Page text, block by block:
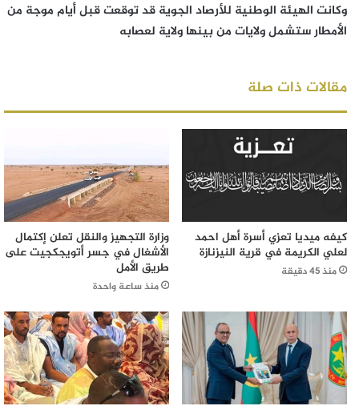
وكانت الهيئة الوطنية للأرصاد الجوية قد توقعت قبل أيام موجة من
الأمطار ستشمل ولايات من بينها ولاية لعصابه
مقالات ذات صلة
كيفه ميديا تعزي أسرة أهل احمد
لعلي الكريمة في قرية النيزنازة
منذ 45 دقيقة
وزارة التجهيز والنقل تعلن إكتمال
الأشغال في جسر أتويجكجيت على
طريق الأمل
منذ ساعة واحدة